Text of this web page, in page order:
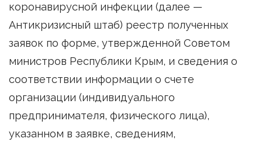
коронавирусной инфекции (далее —
Антикризисный штаб) реестр полученных
заявок по форме, утвержденной Советом
министров Республики Крым, и сведения о
соответствии информации о счете
организации (индивидуального
предпринимателя, физического лица),
указанном в заявке, сведениям,